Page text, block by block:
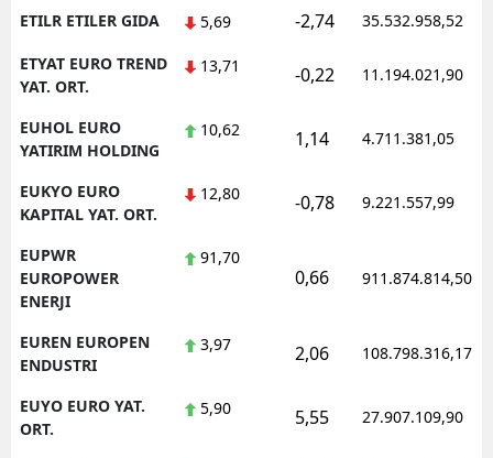
ETILR ETILER GIDA 5,69 -2,74 35.532.958,52
ETYAT EURO TREND
YAT. ORT.
13,71 -0,22 11.194.021,90
EUHOL EURO
YATIRIM HOLDING
10,62 1,14 4.711.381,05
EUKYO EURO
KAPITAL YAT. ORT.
12,80 -0,78 9.221.557,99
EUPWR
EUROPOWER
ENERJI
91,70
0,66 911.874.814,50
EUREN EUROPEN
ENDUSTRI
3,97 2,06 108.798.316,17
EUYO EURO YAT.
ORT.
5,90 5,55 27.907.109,90